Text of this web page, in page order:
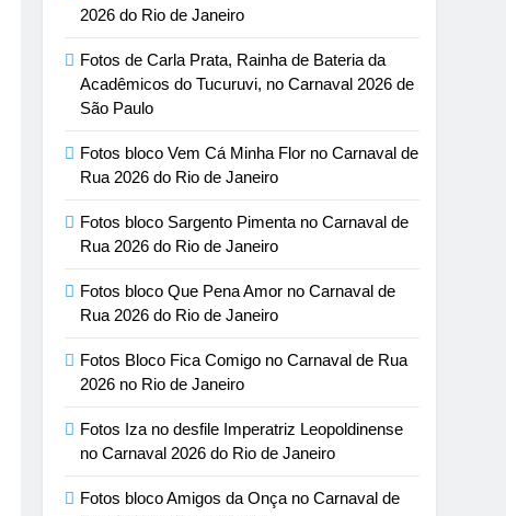
2026 do Rio de Janeiro
Fotos de Carla Prata, Rainha de Bateria da
Acadêmicos do Tucuruvi, no Carnaval 2026 de
São Paulo
Fotos bloco Vem Cá Minha Flor no Carnaval de
Rua 2026 do Rio de Janeiro
Fotos bloco Sargento Pimenta no Carnaval de
Rua 2026 do Rio de Janeiro
Fotos bloco Que Pena Amor no Carnaval de
Rua 2026 do Rio de Janeiro
Fotos Bloco Fica Comigo no Carnaval de Rua
2026 no Rio de Janeiro
Fotos Iza no desfile Imperatriz Leopoldinense
no Carnaval 2026 do Rio de Janeiro
Fotos bloco Amigos da Onça no Carnaval de